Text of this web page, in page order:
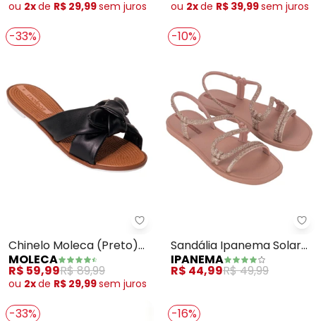
ou 2xde R$ 29,99sem juros ou 2xde R$ 39,99sem juros
-33%
Moleca - Chinelo Moleca
Chinelo Moleca (Preto)
em Sisntético
MOLECA
R$ 59,99R$ 89,99
ou 2xde R$ 29,99sem juros
-10%
Sandália Ipanema Solar
Glow (Rosa)
IPANEMA
R$ 44,99R$ 49,99
-33% -16%